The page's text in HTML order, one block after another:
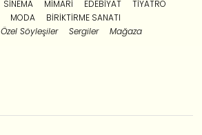
SINEMA MIMARI EDEBIYAT
TIYATRO
MODA
BIRIKTIRME SANATI
Özel Söyleşiler Sergiler Mağaza